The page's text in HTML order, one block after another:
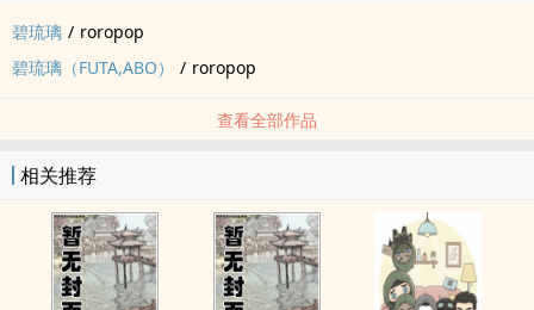
碧琉璃 / roropop
碧琉璃（FUTA,ABO）
/ roropop
查看全部作品
相关推荐